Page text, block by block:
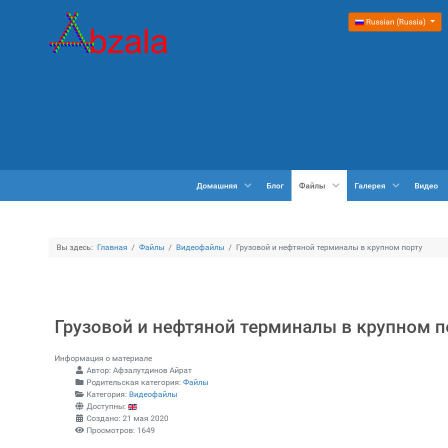
Выберите язык
Russian (Russia)
Домашняя Блог Файлы Галерея Видео
Вы здесь: Главная Файлы Видеофайлы Грузовой и нефтяной терминалы в крупном порту
Грузовой и нефтяной терминалы в крупном
Информация о материале
Автор: Афзалутдинов Айрат
Родительская категория: Файлы
Категория: Видеофайлы
Доступны:
Создано: 21 мая 2020
Просмотров: 1649